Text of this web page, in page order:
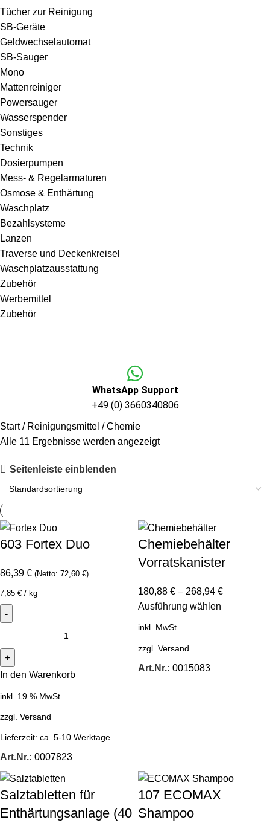
Tücher zur Reinigung
SB-Geräte
Geldwechselautomat
SB-Sauger
Mono
Mattenreiniger
Powersauger
Wasserspender
Sonstiges
Technik
Dosierpumpen
Mess- & Regelarmaturen
Osmose & Enthärtung
Waschplatz
Bezahlsysteme
Lanzen
Traverse und Deckenkreisel
Waschplatzausstattung
Zubehör
Werbemittel
Zubehör
WhatsApp Support
+49 (0) 3660340806
Start Reinigungsmittel
Chemie
Alle 11 Ergebnisse werden angezeigt
Seitenleiste einblenden
603 Fortex Duo
86,39 € (Netto: 72,60 €)
7,85 € / kg
In den Warenkorb
inkl. 19 % MwSt.
zzgl. Versand
Lieferzeit: ca. 5-10 Werktage
Art.Nr.: 0007823
Chemiebehälter
Vorratskanister
180,88 € – 268,94 €
Ausführung wählen
inkl. MwSt.
zzgl. Versand
Art.Nr.: 0015083
Salztabletten für
Enthärtungsanlage (40
107 ECOMAX
Shampoo